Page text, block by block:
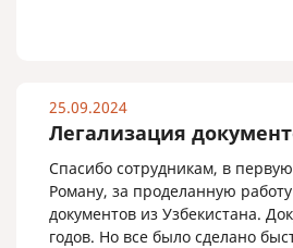
25.09.2024
Легализация
Спасибо сотрудникам, в
Роману, за проделанную
документов из Узбекистана.
годов. Но все было сделано